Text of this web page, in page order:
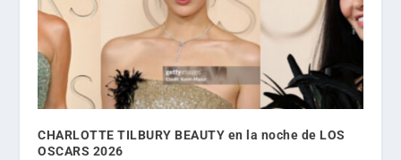
CHARLOTTE TILBURY BEAUTY en la noche de LOS
OSCARS 2026